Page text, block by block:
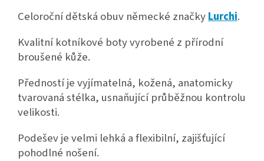
Celoroční dětská obuv německé značkyLurchi.
Kvalitní kotníkové boty vyrobené z přírodní
broušené kůže.
Předností je vyjímatelná, kožená, anatomicky
tvarovaná stélka, usnaňující průběžnou kontrolu
velikosti.
Podešev je velmi lehká a flexibilní, zajišťující
pohodlné nošení.